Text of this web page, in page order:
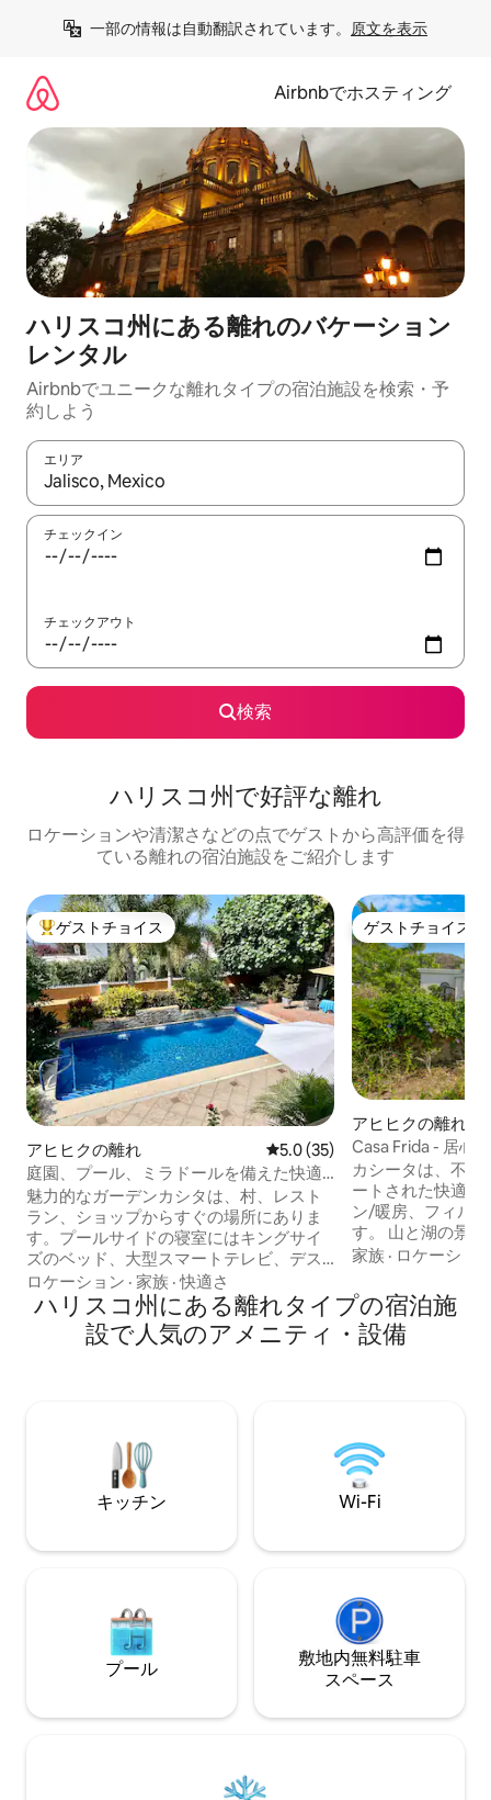
一部の情報は自動翻訳されています。 原文を表示
Airbnbでホスティング
ハリスコ州にある離れのバケーション
レンタル
Airbnbでユニークな離れタイプの宿泊施設を検索・予
約しよう
エリア
検索結果が表示されたら、上下の矢印キーを使って移動するか
チェックイン
チェックアウト
検索
ハリスコ州で好評な離れ
ロケーションや清潔さなどの点でゲストから高評価を得
ている離れの宿泊施設をご紹介します
大好評のゲストチョイスです。
ゲストチョイス
アヒヒクの離れ レビュー35件、5つ星中5.0つ
5.0 (35)
庭園、プール、ミラドールを備えた快適
なガーデンカシタ！
魅力的なガーデンカシタは、村、レスト
ラン、ショップからすぐの場所にありま
す。プールサイドの寝室にはキングサイ
ズのベッド、大型スマートテレビ、デス
クがあり、居心地の良い2つ目の寝室には
フルサイズのベッドがあります。浄水器
でろ過した水が全館にあり、宿泊施設は
完全に囲まれているため、プライバシー
かるか、チャパラ湖と山々の素晴らしい
景色を眺めながらミラドールのラウンジ
でくつろぎましょう。
ロケーション · 家族 ·快適さ
ゲストチョイス
ゲストチョイス
アヒヒクの離れ
Casa Frida - 居心
トハウス。
カシータは、不動
ートされた快適な
ン/暖房、フィル
す。 山と湖の景
美しい屋上デッキ
で安全な壁のある
園があります。
ニティから数ブ
たら、お気軽にご
家族 · ロケーショ
ハリスコ州にある離れタイプの宿泊施
設で人気のアメニティ・設備
キッチン Wi-Fi
プール
敷地内無料駐⁠車
ス⁠ペ⁠ー⁠ス